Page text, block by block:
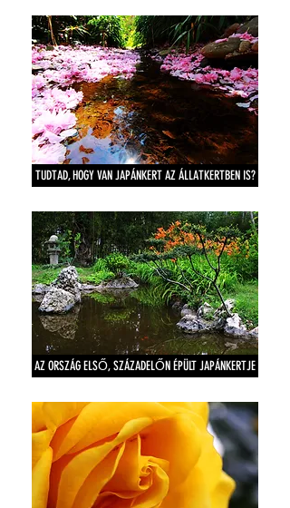
TUDTAD, HOGY VAN JAPÁNKERT AZ ÁLLATKERTBEN IS?
AZ ORSZÁG ELSŐ, SZÁZADELŐN ÉPÜLT JAPÁNKERTJE